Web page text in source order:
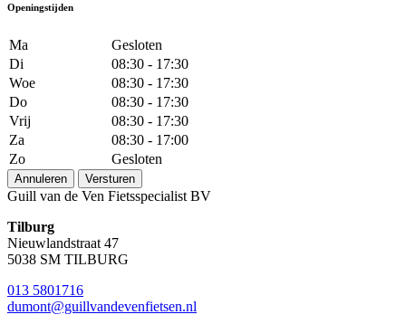
Openingstijden
Ma
Gesloten
Di
08:30 - 17:30
Woe
08:30 - 17:30
Do
08:30 - 17:30
Vrij
08:30 - 17:30
Za
08:30 - 17:00
Zo
Gesloten
Annuleren Versturen
Guill van de Ven Fietsspecialist BV
Tilburg
Nieuwlandstraat 47
5038 SM TILBURG
013 5801716
dumont@guillvandevenfietsen.nl